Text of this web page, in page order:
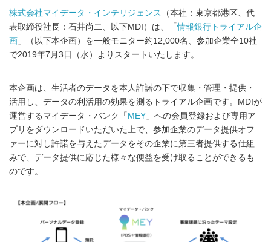
株式会社マイデータ・インテリジェンス
（本社：東京都港区、代
表取締役社長：石井尚二、以下MDI）は、「情報銀行トライアル企
画 」（以下本企画）を一般モニター約12,000名、参加企業全10社
で2019年7月3日（水）よりスタートいたします。
本企画は、生活者のデータを本人許諾の下で収集・管理・提供・
活用し、データの利活用の効果を測るトライアル企画です。MDIが
運営するマイデータ・バンク「 MEY 」への会員登録および専用ア
プリをダウンロードいただいた上で、参加企業のデータ提供オフ
ァーに対し許諾を与えたデータをその企業に第三者提供する仕組
みで、データ提供に応じた様々な便益を受け取ることができるも
のです。